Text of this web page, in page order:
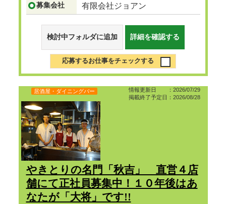
募集会社 有限会社ジョアン
検討中フォルダに追加 詳細を確認する
応募するお仕事をチェックする
情報更新日 ：2026/07/29
掲載終了予定日：2026/08/28
居酒屋・ダイニングバー
やきとりの名門「秋吉」 直営４店
舗にて正社員募集中！１０年後はあ
なたが「大将」です!!